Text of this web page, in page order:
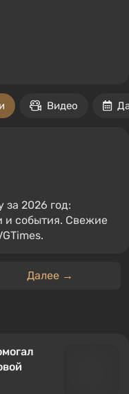
Видео
за 2026 год:
и события. Свежие
Далее →